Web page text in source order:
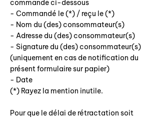
commande ci-dessous
- Commandé le (*) / reçu le (*)
- Nom du (des) consommateur(s)
- Adresse du (des) consommateur(s)
- Signature du (des) consommateur(s)
(uniquement en cas de notification du
présent formulaire sur papier)
- Date
(*) Rayez la mention inutile.
Pour que le délai de rétractation soit